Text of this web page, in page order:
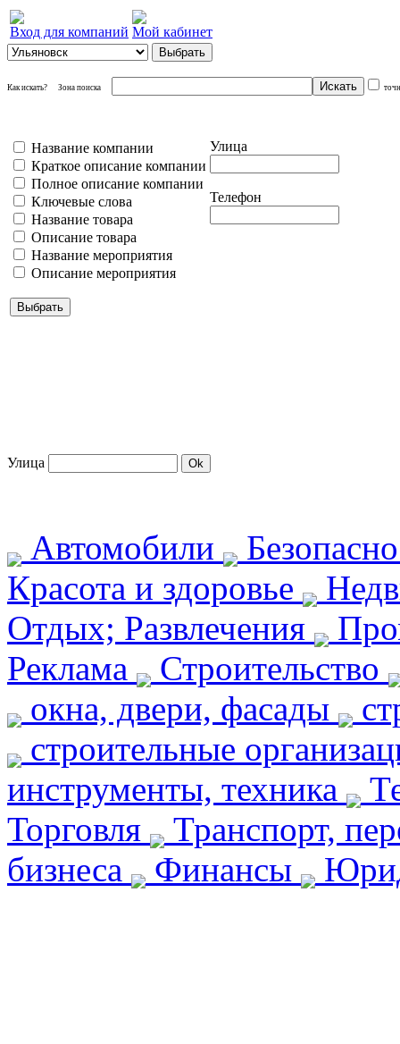
Вход для компаний Мой кабинет
Как искать? Зона поиска
Название компании
Краткое описание компании
Полное описание компании
Ключевые слова
Название товара
Описание товара
Название мероприятия
Описание мероприятия
Улица
Телефон
Улица
Автомобили
Красота и здоровье
Отдых; Развлечения
Реклама
Строительство
окна, двери, фасады
строительные
инструменты, техника
Торговля
Транспорт,
бизнеса
Финансы